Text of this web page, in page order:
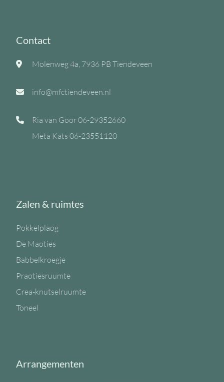
Contact
Molenweg 4a, 7936 PB Tiendeveen
info@mfctiendeveen.nl
Ria van Goor06-29352660
Meta Kats 06-23551120
Zalen & ruimtes
Pokkelplaog
De Maoties
Babbelkroegje
Praotiesruumte
Crea-knutselruumte
Toneel
Arrangementen